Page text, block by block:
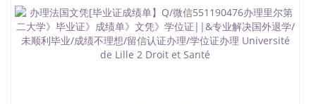
University）圣何塞州立大学文凭（San Jose State
University）圣何塞州立大学文凭（San Jose State
University）文凭圣何塞州立大学文凭（San Jose
State University）圣何塞州立大学学历（ San Jose
State University）圣何塞州立大学学历（San Jose